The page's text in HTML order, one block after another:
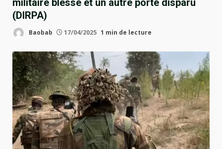
militaire blessé et un autre porté disparu
(DIRPA)
Baobab 17/04/2025 1 min de lecture